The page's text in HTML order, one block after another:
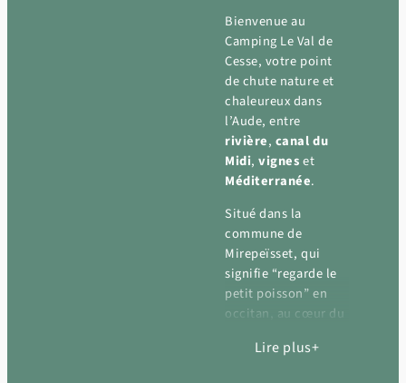
Bienvenue au
Camping Le Val de
Cesse, votre point
de chute nature et
chaleureux dans
l’Aude, entre
rivière, canal du
Midi,vigneset
Méditerranée.
Lire plus
Situé dans la
commune de
Mirepeïsset, qui
signifie “regarde le
petit poisson” en
occitan, au cœur du
établissement 4